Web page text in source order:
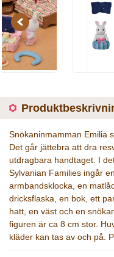
Previous
Snökaninmamman Emilia
Det går jättebra att dra
utdragbara handtaget. I
Sylvanian Families ingår
armbandsklocka, en
dricksflaska, en bok, ett
hatt, en väst och en
figuren är ca 8 cm stor.
kläder kan tas av och på.